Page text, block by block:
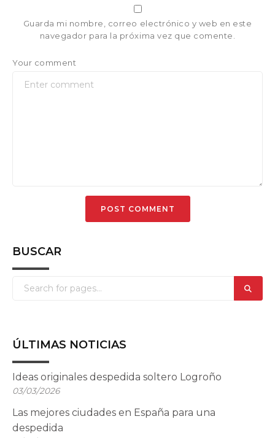
Guarda mi nombre, correo electrónico y web en este
navegador para la próxima vez que comente.
Your comment
BUSCAR
ÚLTIMAS NOTICIAS
Ideas originales despedida soltero Logroño
03/03/2026
Las mejores ciudades en España para una
despedida